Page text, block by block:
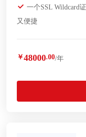
一个SSL Wildcard
又便捷
￥48000.00/年